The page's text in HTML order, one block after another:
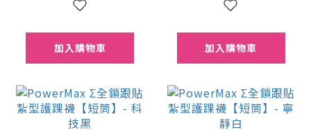
加入購物車 加入購物車